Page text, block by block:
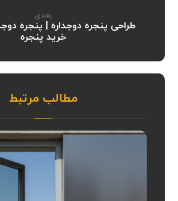
بعدی
طراحی پنجره دوجداره | پنجره
خرید پنجره
مطالب مرتبط